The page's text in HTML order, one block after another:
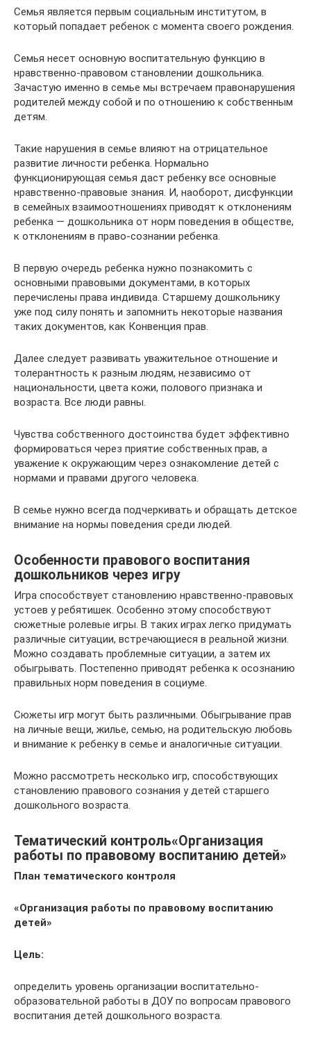
Семья является первым социальным институтом, в
который попадает ребенок с момента своего рождения.
Семья несет основную воспитательную функцию в
нравственно-правовом становлении дошкольника.
Зачастую именно в семье мы встречаем правонарушения
родителей между собой и по отношению к собственным
детям.
Такие нарушения в семье влияют на отрицательное
развитие личности ребенка. Нормально
функционирующая семья даст ребенку все основные
нравственно-правовые знания. И, наоборот, дисфункции
в семейных взаимоотношениях приводят к отклонениям
ребенка — дошкольника от норм поведения в обществе,
к отклонениям в право-сознании ребенка.
В первую очередь ребенка нужно познакомить с
основными правовыми документами, в которых
перечислены права индивида. Старшему дошкольнику
уже под силу понять и запомнить некоторые названия
таких документов, как Конвенция прав.
Далее следует развивать уважительное отношение и
толерантность к разным людям, независимо от
национальности, цвета кожи, полового признака и
возраста. Все люди равны.
Чувства собственного достоинства будет эффективно
формироваться через приятие собственных прав, а
уважение к окружающим через ознакомление детей с
нормами и правами другого человека.
В семье нужно всегда подчеркивать и обращать детское
внимание на нормы поведения среди людей.
Особенности правового воспитания
дошкольников через игру
Игра способствует становлению нравственно-правовых
устоев у ребятишек. Особенно этому способствуют
сюжетные ролевые игры. В таких играх легко придумать
различные ситуации, встречающиеся в реальной жизни.
Можно создавать проблемные ситуации, а затем их
обыгрывать. Постепенно приводят ребенка к осознанию
правильных норм поведения в социуме.
Сюжеты игр могут быть различными. Обыгрывание прав
на личные вещи, жилье, семью, на родительскую любовь
и внимание к ребенку в семье и аналогичные ситуации.
Можно рассмотреть несколько игр, способствующих
становлению правового сознания у детей старшего
дошкольного возраста.
Тематический контроль«Организация
работы по правовому воспитанию детей»
План тематического контроля
«Организация работы по правовому воспитанию
детей»
Цель:
определить уровень организации воспитательно-
образовательной работы в ДОУ по вопросам правового
воспитания детей дошкольного возраста.